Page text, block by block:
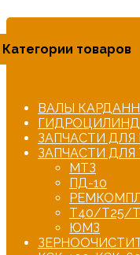
Категории товаров
ВАЛЫ
ЗАПЧАСТИ
ЗАПЧАСТИ
МТЗ
ПД-10
Т40/Т25/
ЮМЗ